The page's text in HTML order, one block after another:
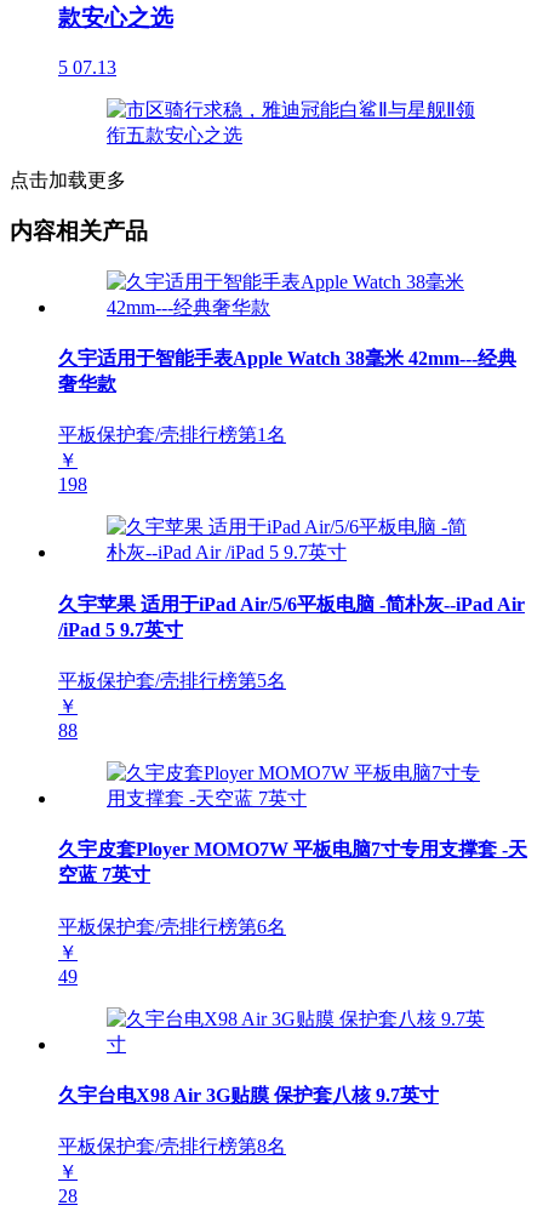
款安心之选
5 07.13
点击加载更多
内容相关产品
久宇适用于智能手表Apple Watch 38毫米 42mm---经典
奢华款
平板保护套/壳排行榜第1名
￥
198
久宇苹果 适用于iPad Air/5/6平板电脑 -简朴灰--iPad Air
/iPad 5 9.7英寸
平板保护套/壳排行榜第5名
￥
88
久宇皮套Ployer MOMO7W 平板电脑7寸专用支撑套 -天
空蓝 7英寸
平板保护套/壳排行榜第6名
￥
49
久宇台电X98 Air 3G贴膜 保护套八核 9.7英寸
平板保护套/壳排行榜第8名
￥
28